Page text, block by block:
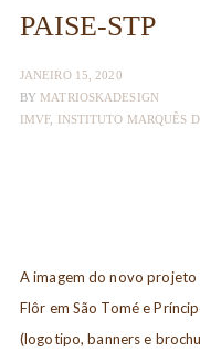
PAISE-STP
JANEIRO 15, 2020
BY MATRIOSKADESIGN
IMVF, INSTITUTO MARQUÊS
A imagem do novo
Flôr em São Tomé e
(logotipo, banners e